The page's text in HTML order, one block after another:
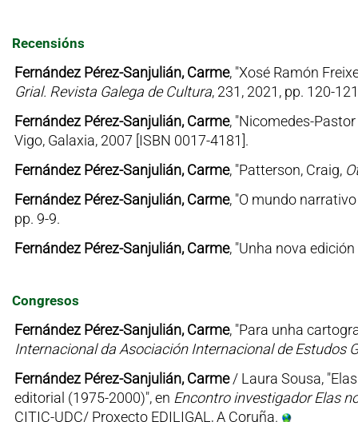
Recensións
Fernández Pérez-Sanjulián, Carme, "Xosé Ramón
Grial. Revista Galega de Cultura, 231, 2021, pp. 120-
Fernández Pérez-Sanjulián, Carme, "Nicomedes-
Vigo, Galaxia, 2007 [ISBN 0017-4181].
Fernández Pérez-Sanjulián, Carme, "Patterson, Craig,
Fernández Pérez-Sanjulián, Carme, "O mundo
pp. 9-9.
Fernández Pérez-Sanjulián, Carme, "Unha nova
Congresos
Fernández Pérez-Sanjulián, Carme, "Para unha
Internacional da Asociación Internacional de Estudos
Fernández Pérez-Sanjulián, Carme/ Laura Sousa,
editorial (1975-2000)", en Encontro investigador Elas
CITIC-UDC/ Proxecto EDILIGAL, A Coruña.